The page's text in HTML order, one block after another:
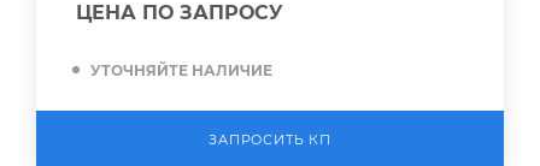
ЦЕНА ПО ЗАПРОСУ
УТОЧНЯЙТЕ НАЛИЧИЕ
ЗАПРОСИТЬ КП